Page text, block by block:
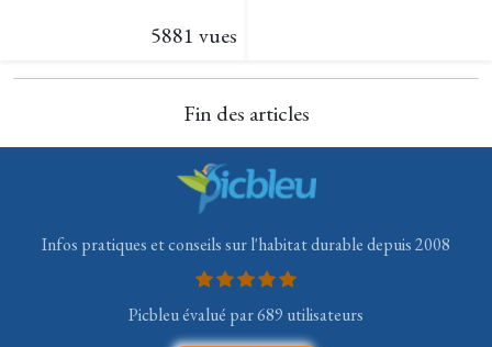
5881 vues
Fin des articles
Infos pratiques et conseils sur l'habitat durable depuis 2008
Picbleu évalué par 689 utilisateurs